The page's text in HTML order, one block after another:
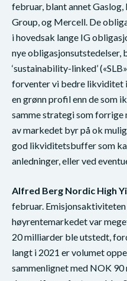
februar, blant annet
Group, og Mercell. De
i hovedsak lange IG
nye obligasjonsutstedelser,
‘sustainability-linked’
forventer vi bedre likviditet
en grønn profil enn de som
samme strategi som forrige
av markedet byr på ok
god likviditetsbuffer som
anledninger, eller ved
Alfred Berg Nordic High
februar.
høyrentemarkedet var
20 milliarder ble utstedt,
langt i 2021 er volumet
sammenlignet med NOK